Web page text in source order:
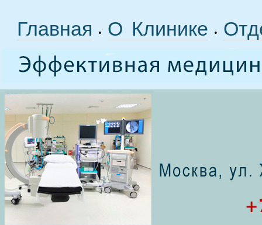
Главная • О Клинике •